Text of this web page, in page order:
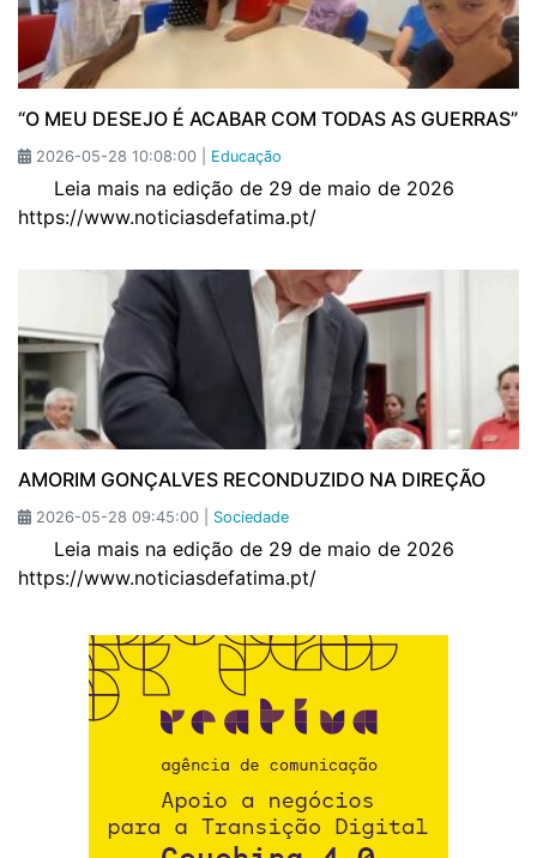
“O MEU DESEJO É ACABAR COM TODAS AS GUERRAS”
2026-05-28 10:08:00 | Educação
Leia mais na edição de 29 de maio de 2026
https://www.noticiasdefatima.pt/
AMORIM GONÇALVES RECONDUZIDO NA DIREÇÃO
2026-05-28 09:45:00 | Sociedade
Leia mais na edição de 29 de maio de 2026
https://www.noticiasdefatima.pt/